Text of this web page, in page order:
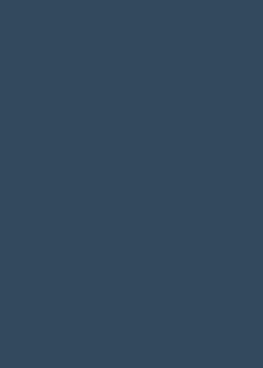
Q310 Series